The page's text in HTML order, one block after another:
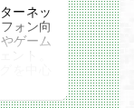
ーネッ
ォン向
ゲーム
ント。
バター